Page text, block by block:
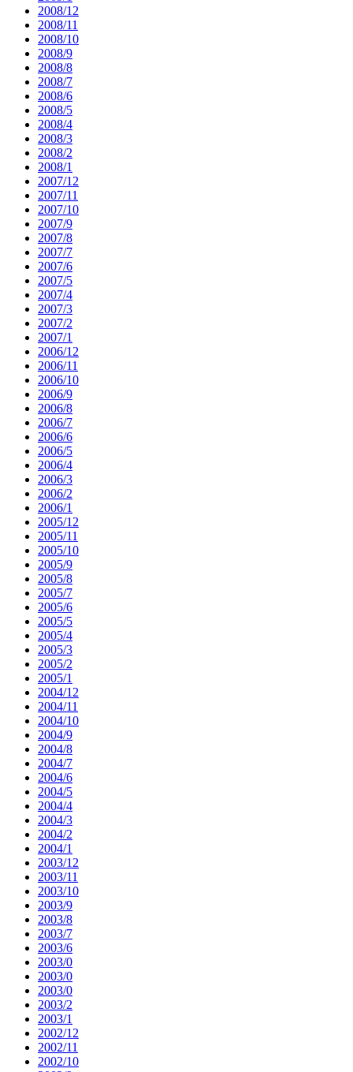
2008/12
2008/11
2008/10
2008/9
2008/8
2008/7
2008/6
2008/5
2008/4
2008/3
2008/2
2008/1
2007/12
2007/11
2007/10
2007/9
2007/8
2007/7
2007/6
2007/5
2007/4
2007/3
2007/2
2007/1
2006/12
2006/11
2006/10
2006/9
2006/8
2006/7
2006/6
2006/5
2006/4
2006/3
2006/2
2006/1
2005/12
2005/11
2005/10
2005/9
2005/8
2005/7
2005/6
2005/5
2005/4
2005/3
2005/2
2005/1
2004/12
2004/11
2004/10
2004/9
2004/8
2004/7
2004/6
2004/5
2004/4
2004/3
2004/2
2004/1
2003/12
2003/11
2003/10
2003/9
2003/8
2003/7
2003/6
2003/0
2003/0
2003/0
2003/2
2003/1
2002/12
2002/11
2002/10